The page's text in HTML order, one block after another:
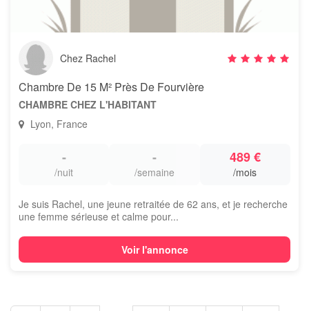
Chez Rachel
Chambre De 15 M² Près De Fourvière
CHAMBRE CHEZ L'HABITANT
Lyon, France
-
/nuit
-
/semaine
489 €
/mois
Je suis Rachel, une jeune retraitée de 62 ans, et je recherche
une femme sérieuse et calme pour...
Voir l'annonce